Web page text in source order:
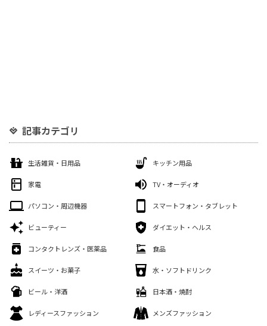
記事カテゴリ
生活雑貨・日用品 キッチン用品
家電 TV・オーディオ
パソコン・周辺機器 スマートフォン・タブレット
ビューティー ダイエット・ヘルス
コンタクトレンズ・医薬品 食品
スイーツ・お菓子 水・ソフトドリンク
ビール・洋酒 日本酒・焼酎
レディースファッション メンズファッション